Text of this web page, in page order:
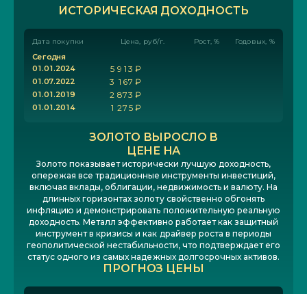
ИСТОРИЧЕСКАЯ ДОХОДНОСТЬ
Дата покупки Цена, руб/г. Рост, % Годовых, %
Сегодня
01.01.2024 5 9 1 3 ₽
01.07.2022 3 1 67 ₽
01.01.2019 2 873 ₽
01.01.2014 1 27 5 ₽
ЗОЛОТО ВЫРОСЛО В
ЦЕНЕ НА
Золото показывает исторически лучшую доходность,
опережая все традиционные инструменты инвестиций,
включая вклады, облигации, недвижимость и валюту. На
длинных горизонтах золоту свойственно обгонять
инфляцию и демонстрировать положительную реальную
доходность. Металл эффективно работает как защитный
инструмент в кризисы и как драйвер роста в периоды
геополитической нестабильности, что подтверждает его
статус одного из самых надежных долгосрочных активов.
ПРОГНОЗ ЦЕНЫ